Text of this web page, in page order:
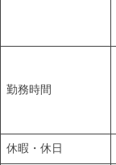
勤務時間
休暇・休日